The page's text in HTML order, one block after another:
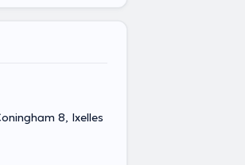
8, Ixelles